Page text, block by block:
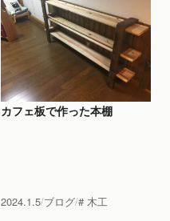
カフェ板で作った本棚
2024.1.5 ブログ 木工